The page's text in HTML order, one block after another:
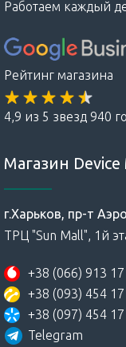
Работаем каждый
Рейтинг магазина
4,9 из 5 звезд 940
Магазин Device
г.Харьков, пр-т
ТРЦ "Sun Mall", 1й
+38 (066) 913
+38 (093) 454
+38 (097) 454
Telegram